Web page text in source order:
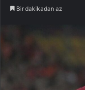
Bir dakikadan az